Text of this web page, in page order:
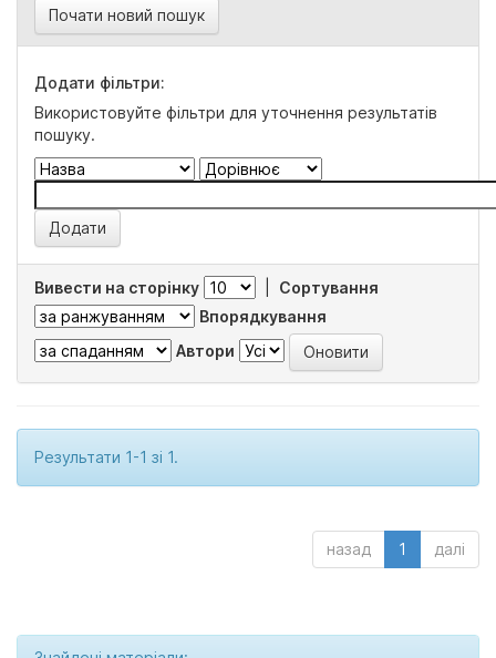
Почати новий пошук
Додати фільтри:
Використовуйте фільтри для уточнення результатів
пошуку.
Вивести на сторінку
Сортування
Впорядкування
Автори
Результати 1-1 зі 1.
назад 1 далі